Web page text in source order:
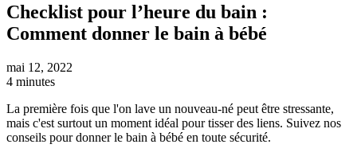
Checklist pour l’heure du bain :
Comment donner le bain à bébé
mai 12, 2022
4 minutes
La première fois que l'on lave un nouveau-né peut être stressante,
mais c'est surtout un moment idéal pour tisser des liens. Suivez nos
conseils pour donner le bain à bébé en toute sécurité.